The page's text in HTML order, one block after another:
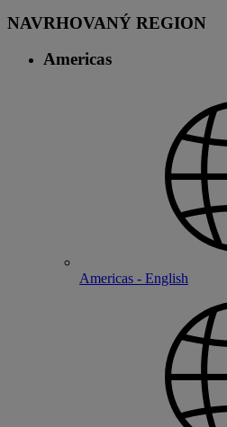
NAVRHOVANÝ REGION
Americas
Americas - English